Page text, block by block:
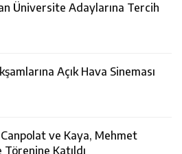
Üniversite Adaylarına Tercih
Açık Hava Sineması
Canpolat ve Kaya, Mehmet
Törenine Katıldı